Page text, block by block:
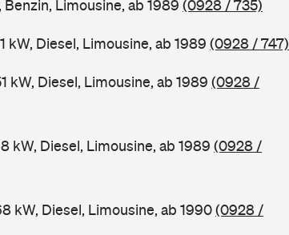
Benzin, Limousine, ab 1989 (0928 / 735)
kW, Diesel, Limousine, ab 1989 (0928 / 747)
kW, Diesel, Limousine, ab 1989 (0928 /
kW, Diesel, Limousine, ab 1989 (0928 /
kW, Diesel, Limousine, ab 1990(0928 /